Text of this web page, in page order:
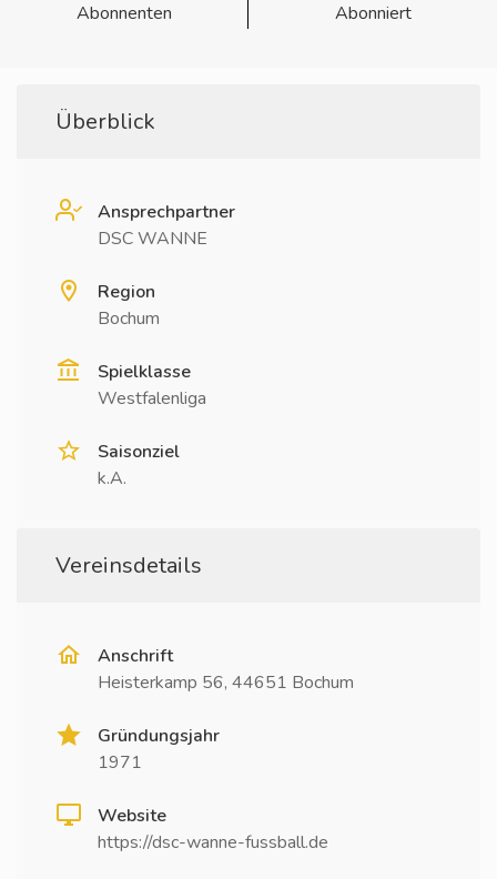
Abonnenten
Abonniert
Überblick
Ansprechpartner
DSC WANNE
Region
Bochum
Spielklasse
Westfalenliga
Saisonziel
k.A.
Vereinsdetails
Anschrift
Heisterkamp 56, 44651 Bochum
Gründungsjahr
1971
Website
https://dsc-wanne-fussball.de